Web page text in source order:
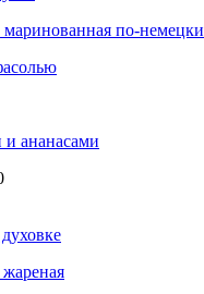
по-немецки
и ананасами